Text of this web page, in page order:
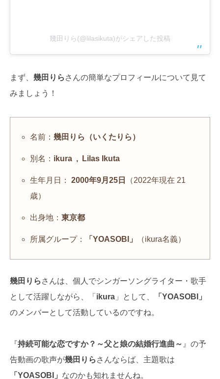
幾田りら(@lilasikuta)がシェアした投稿
まず、 幾田りら さんの簡単なプロフィールについて見て
みましょう！
名前： 幾田りら（いくたりら）
別名： ikura , Lilas Ikuta
生年月日： 2000年9月25日
（2022年現在 21
歳）
出身地： 東京都
所属グループ： 「YOASOBI」 （ikura名義）
幾田りら さんは、個人でシンガーソングライター・歌手
として活躍しながら、「 ikura 」として、
「YOASOBI」
のメンバーとして活動しているのですね。
『持続可能な恋ですか？～父と娘の結婚行進曲～ 』の予
告動画の歌声が幾田りら さんならば、主題歌は
「YOASOBI」 なのかも知れませんね。